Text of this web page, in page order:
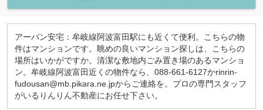
アーバン安宅：牟岐線阿波富田駅にも近くて便利。こちらの物
件はマンションです。眺めの良いマンション探しは、こちらの
場所はいかがですか。清潔な敷地内ごみ置き場のあるマンショ
ン。牟岐線阿波富田近くの物件なら、088-661-6127かrinrin-
fudousan@mb.pikara.ne.jpからご連絡を。プロの専門スタッフ
がいるりんりん不動産にお任せ下さい。